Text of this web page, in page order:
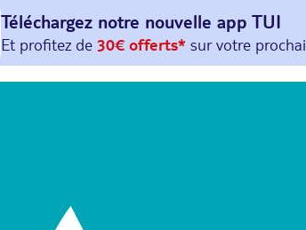
Téléchargez notre nouvelle app TUI
Et profitez de 30€ offerts*sur votreprochain
avec le code : HAPPYAPP